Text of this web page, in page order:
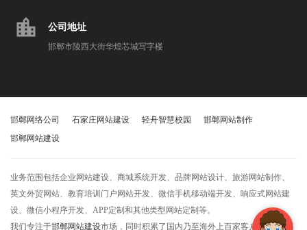
location_city 公司地址
邯郸市陵西大街华煌芯城写字楼
邯郸网络公司 石家庄网站建设 轻舟智慧校园
邯郸网站制作
邯郸网站建设
业务范围包括企业网站建设、商城系统开发、品牌网站设计、旅游网站制作、
英文外贸网站、教育培训门户网站开发、微信手机移动端开发、响应式网站建
设、微信小程序开发、APP定制和其他类型网站定制等。
我们专注于邯郸网站建设市场，同时积累了国内乃至海外上百家客户，获得了